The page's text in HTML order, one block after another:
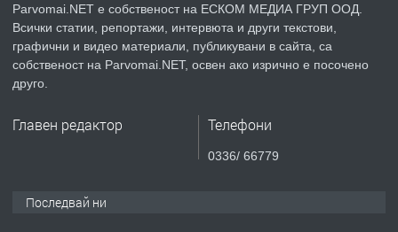
преди 1 година
ПРЕДЛАГА Уроци по Математика
Parvomai.NET е собственост на ЕСКОМ МЕДИА ГРУП ООД.
Всички статии, репортажи, интервюта и други текстови,
графични и видео материали, публикувани в сайта, са
собственост на Parvomai.NET, освен ако изрично е посочено
друго.
Главен редактор Телефони
0336/ 66779
Последвай ни